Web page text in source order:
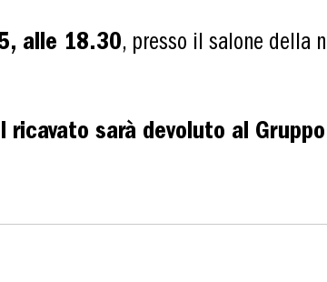
alle 18.30, presso il salone della
ricavato sarà devoluto al